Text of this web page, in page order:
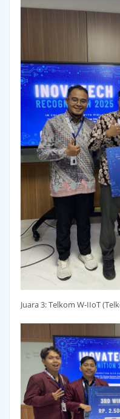
Juara 3: Telkom W-IIoT